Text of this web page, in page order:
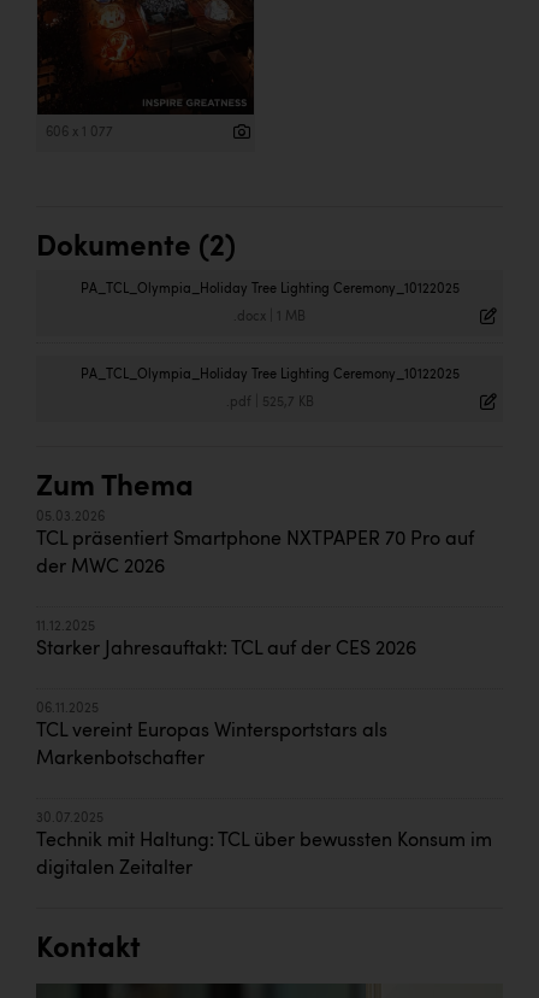
606 x 1 077
Dokumente (2)
PA_TCL_Olympia_Holiday Tree Lighting Ceremony_10122025
.docx 1 MB
PA_TCL_Olympia_Holiday Tree Lighting Ceremony_10122025
.pdf 525,7 KB
Zum Thema
05.03.2026
TCL präsentiert Smartphone NXTPAPER 70 Pro auf
der MWC 2026
11.12.2025
Starker Jahresauftakt: TCL auf der CES 2026
06.11.2025
TCL vereint Europas Wintersportstars als
Markenbotschafter
30.07.2025
Technik mit Haltung: TCL über bewussten Konsum im
digitalen Zeitalter
Kontakt